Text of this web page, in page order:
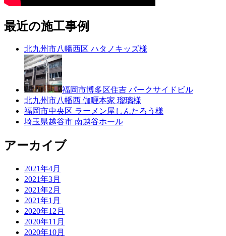
最近の施工事例
北九州市八幡西区 ハタノキッズ様
福岡市博多区住吉 パークサイドビル
北九州市八幡西 伽喱本家 瑠璃様
福岡市中央区 ラーメン屋しんたろう様
埼玉県越谷市 南越谷ホール
アーカイブ
2021年4月
2021年3月
2021年2月
2021年1月
2020年12月
2020年11月
2020年10月